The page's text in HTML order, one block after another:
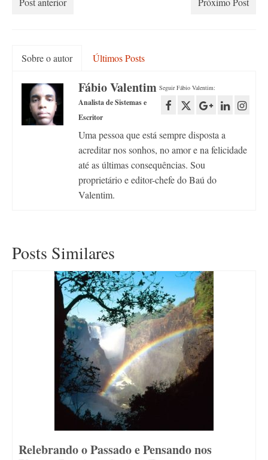
Sobre o autor Últimos Posts
Seguir Fábio Valentim:
Fábio Valentim
Analista de Sistemas e
Escritor
Uma pessoa que está sempre disposta a
acreditar nos sonhos, no amor e na felicidade
até as últimas consequências. Sou
proprietário e editor-chefe do Baú do
Valentim.
Posts Similares
Relebrando o Passado e Pensando nos